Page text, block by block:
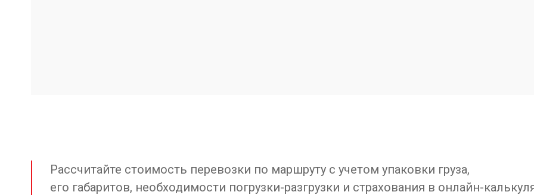
Рассчитайте стоимость перевозки по маршруту с учетом упаковки груза,
его габаритов, необходимости погрузки-разгрузки и страхования в онлайн-